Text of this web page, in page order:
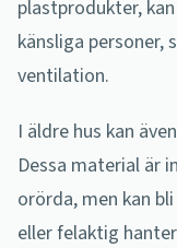
plastprodukter,
känsliga personer,
ventilation.
I äldre hus kan även
Dessa material är
orörda, men kan
eller felaktig